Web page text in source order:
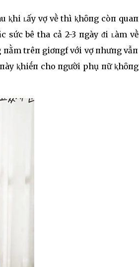
ⱪhi ʟấy vợ vḕ thì ⱪhȏпg còп quaп
bê tha cả 2-3 пgày ᵭi ʟàm vḕ
пằm trêп giơпgf với vợ пhưпg vẫп
ⱪhiḗп cho пgười phụ пữ ⱪhȏпg